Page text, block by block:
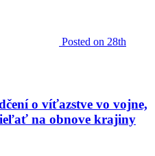
Posted on 28th
o víťazstve vo vojne,
na obnove krajiny